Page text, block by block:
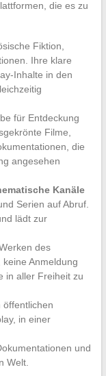
die es zu
Fiktion,
Ihre klare
Inhalte in den
für Entdeckung
Filme,
die
angesehen
Kanäle
Serien auf Abruf.
lädt zur
des
Anmeldung
in aller Freiheit zu
in einer
und
Welt.